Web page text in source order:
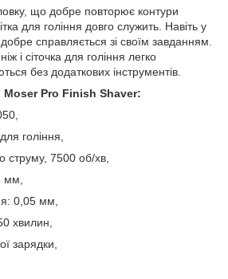
що добре повторює контури
для гоління довго служить. Навіть у
справляється зі своїм завданням.
і сіточка для гоління легко
без додаткових інструментів.
Moser Pro Finish Shaver:
гоління,
струму, 7500 об/хв,
мм,
0,05 мм,
хвилин,
зарядки,